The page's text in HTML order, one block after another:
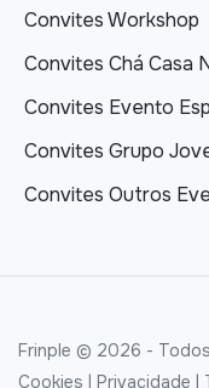
Convites Workshop
Convites Chá Casa
Convites Evento
Convites Grupo
Convites Outros
Frinple © 2026 -
Cookies | Privacidade |